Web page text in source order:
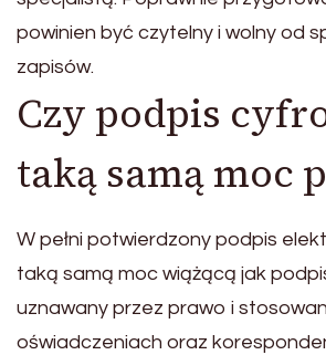
powinien być czytelny i wolny od
zapisów.
Czy podpis
taką samą moc
W pełni potwierdzony podpis
taką samą moc wiążącą jak
uznawany przez prawo i
oświadczeniach oraz